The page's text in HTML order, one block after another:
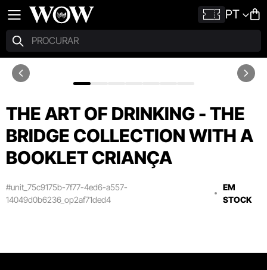
PT
THE ART OF DRINKING - THE
BRIDGE COLLECTION WITH A
BOOKLET CRIANÇA
#unit_75c9175b-7f77-4ed6-a557-
14049d0b6236_op2af71ded4
EM
STOCK